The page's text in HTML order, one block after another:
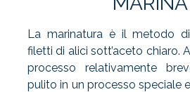
La marinatura è il metodo
filetti di alici sott’aceto chiaro.
processo relativamente
pulito in un processo speciale